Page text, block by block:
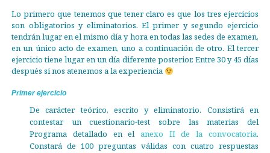
Lo primero que tenemos que tener claro es que los tres ejercicios
son obligatorios y eliminatorios. El primer y segundo ejercicio
tendrán lugar en el mismo día y hora en todas las sedes de examen,
en un único acto de examen, uno a continuación de otro. El tercer
ejercicio tiene lugar en un día diferente posterior. Entre 30 y 45 días
después si nos atenemos a la experiencia
Primer ejercicio
De carácter teórico, escrito y eliminatorio. Consistirá en
contestar un cuestionario-test sobre las materias del
Programa detallado en el anexo II de la convocatoria.
Constará de 100 preguntas válidas con cuatro respuestas